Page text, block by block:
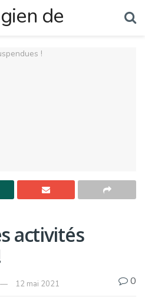
activités
12 mai 2021 0